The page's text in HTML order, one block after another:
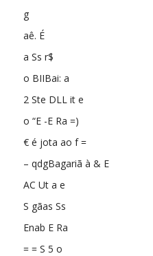
g
aê. É
a Ss r$
o BIIBai: a
2 Ste DLL it e
o “E -E Ra =)
€ é jota ao f =
– qdgBagariã à & E
AC Ut a e
S gãas Ss
Enab E Ra
= = S 5 o